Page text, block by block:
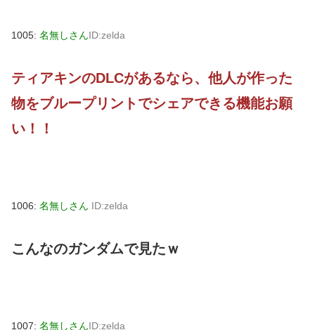
1005: 名無しさんID:zelda
ティアキンのDLCがあるなら、他人が作った
物をブループリントでシェアできる機能お願
い！！
1006: 名無しさん ID:zelda
こんなのガンダムで見たｗ
1007: 名無しさんID:zelda